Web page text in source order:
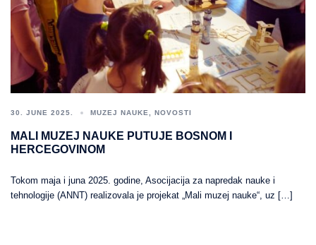
30. JUNE 2025. MUZEJ NAUKE NOVOSTI
MALI MUZEJ NAUKE PUTUJE BOSNOM I
HERCEGOVINOM
Tokom maja i juna 2025. godine, Asocijacija za napredak nauke i
tehnologije (ANNT) realizovala je projekat „Mali muzej nauke“, uz […]